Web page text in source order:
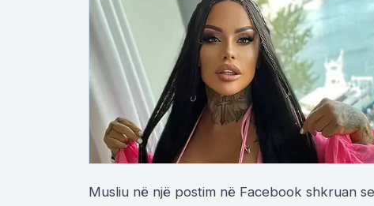
Musliu në një postim në Facebook shkruan